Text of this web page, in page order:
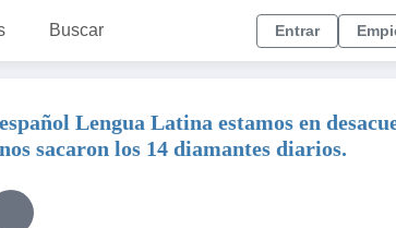
Buscar Entrar
Lengua Latina estamos en
sacaron los 14 diamantes diarios.